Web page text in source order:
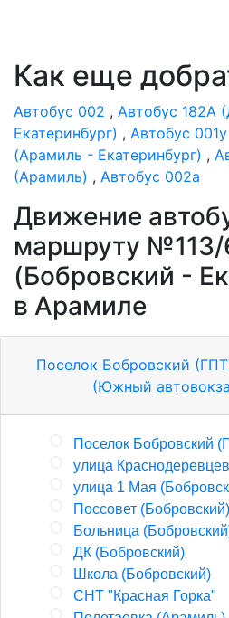
Как еще
Автобус 002 , Автобус 182А
Екатеринбург) , Автобус 001у
(Арамиль - Екатеринбург) ,
(Арамиль) , Автобус 002а
Движение
маршруту
(Бобровский -
в Арамиле
Поселок Бобровский
(Южный
Поселок Бобровский
улица
улица 1 Мая
Поссовет (Бобровский)
Больница
ДК (Бобровский)
Школа (Бобровский)
СНТ "Красная Горка"